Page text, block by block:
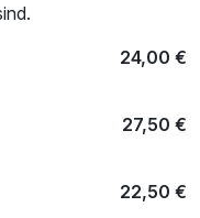
24,00 €
27,50 €
22,50 €